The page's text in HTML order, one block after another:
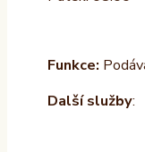
Funkce:
Další služby: